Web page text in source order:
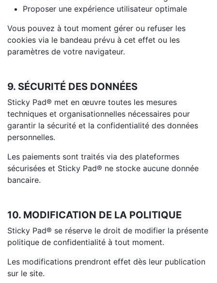
Proposer une expérience utilisateur optimale
Vous pouvez à tout moment gérer ou refuser les
cookies via le bandeau prévu à cet effet ou les
paramètres de votre navigateur.
9. SÉCURITÉ DES DONNÉES
Sticky Pad® met en œuvre toutes les mesures
techniques et organisationnelles nécessaires pour
garantir la sécurité et la confidentialité des données
personnelles.
Les paiements sont traités via des plateformes
sécurisées et Sticky Pad® ne stocke aucune donnée
bancaire.
10. MODIFICATION DE LA POLITIQUE
Sticky Pad® se réserve le droit de modifier la présente
politique de confidentialité à tout moment.
Les modifications prendront effet dès leur publication
sur le site.